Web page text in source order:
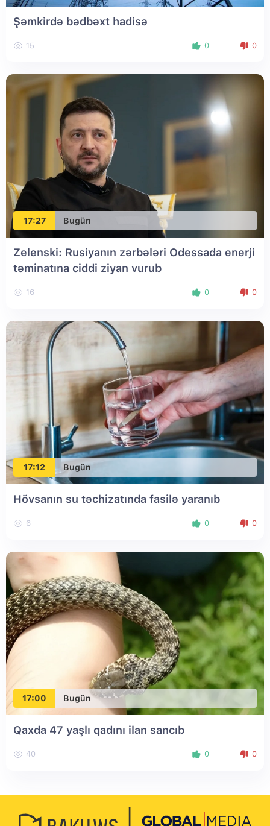
Şəmkirdə bədbəxt hadisə
15 0 0
17:27 Bugün
Zelenski: Rusiyanın zərbələri Odessada enerji
təminatına ciddi ziyan vurub
16 0 0
17:12 Bugün
Hövsanın su təchizatında fasilə yaranıb
6 0 0
17:00 Bugün
Qaxda 47 yaşlı qadını ilan sancıb
40 0 0